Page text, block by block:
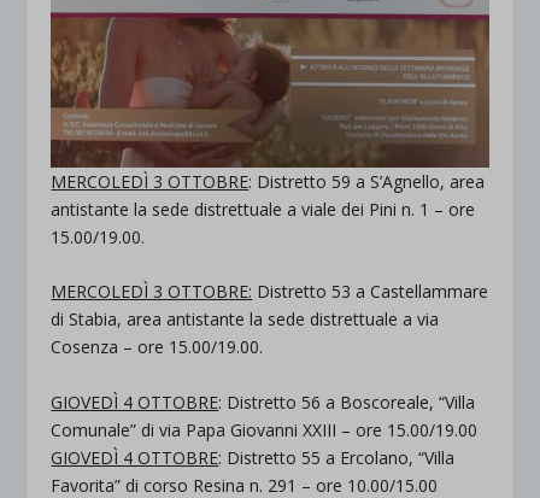
MERCOLEDÌ 3 OTTOBRE: Distretto 59 a S’Agnello, area
antistante la sede distrettuale a viale dei Pini n. 1 – ore
15.00/19.00.
MERCOLEDÌ 3 OTTOBRE: Distretto 53 a Castellammare
di Stabia, area antistante la sede distrettuale a via
Cosenza – ore 15.00/19.00.
GIOVEDÌ 4 OTTOBRE: Distretto 56 a Boscoreale, “Villa
Comunale” di via Papa Giovanni XXIII – ore 15.00/19.00
GIOVEDÌ 4 OTTOBRE: Distretto 55 a Ercolano, “Villa
Favorita” di corso Resina n. 291 – ore 10.00/15.00